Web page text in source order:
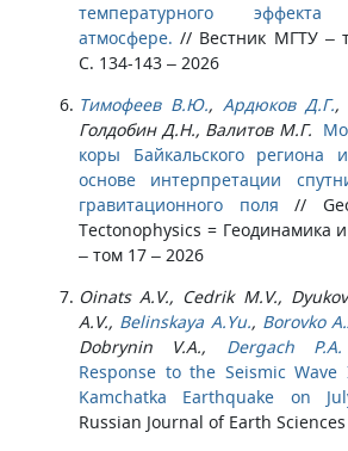
температурного
атмосфере. // Вестник МГТУ
С. 134-143 – 2026
Тимофеев В.Ю., Ардюков Д.Г.,
Голдобин Д.Н., Валитов М.Г.
коры Байкальского региона
основе интерпретации
гравитационного поля //
Tectonophysics = Геодинамика
– том 17 – 2026
Oinats A.V., Cedrik M.V.,
A.V., Belinskaya A.Yu., Borovko
Dobrynin V.A., Dergach P.A.
Response to the Seismic
Kamchatka Earthquake on
Russian Journal of Earth